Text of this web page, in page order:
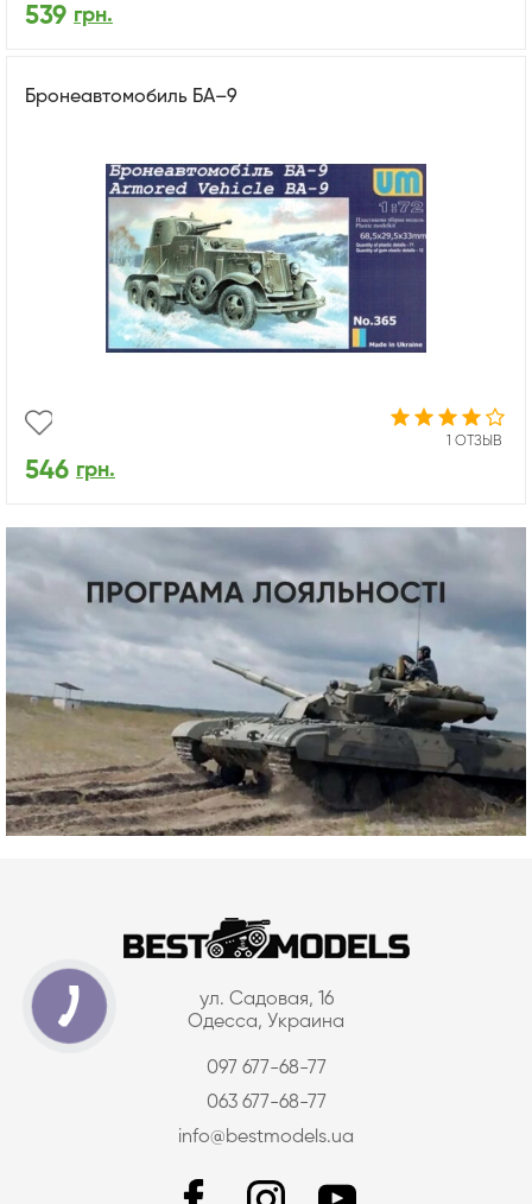
539 грн.
Бронеавтомобиль БА–9
1 ОТЗЫВ
546 грн.
ул. Садовая, 16
Одесса, Украина
097 677-68-77
063 677-68-77
info@bestmodels.ua